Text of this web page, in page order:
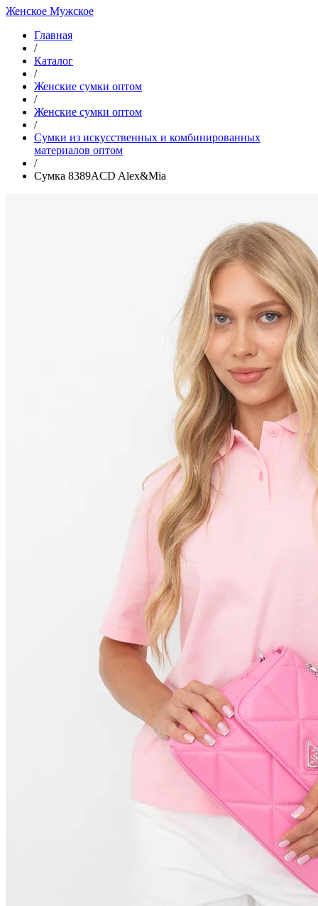
Женское Мужское
Главная
/
Каталог
/
Женские сумки оптом
/
Женские сумки оптом
/
Cумки из искусственных и комбинированных
материалов оптом
/
Сумка 8389ACD Alex&Mia